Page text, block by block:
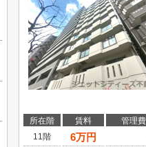
所在階 賃料 管理
11階
6万円